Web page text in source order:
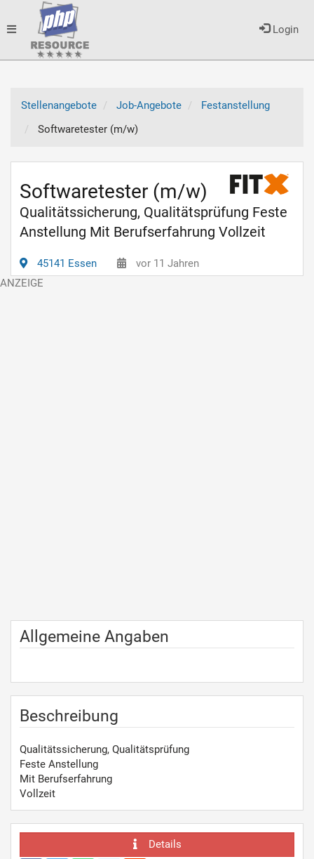
Login
Toggle
Stellenangebote
Job-Angebote
Festanstellung
Softwaretester (m/w)
Softwaretester (m/w)
Qualitätssicherung, Qualitätsprüfung Feste
Anstellung Mit Berufserfahrung Vollzeit
45141 Essen vor 11 Jahren
Allgemeine Angaben
Beschreibung
Qualitätssicherung, Qualitätsprüfung
Feste Anstellung
Mit Berufserfahrung
Vollzeit
Details